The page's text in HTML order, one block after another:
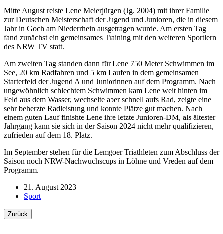
Mitte August reiste Lene Meierjürgen (Jg. 2004) mit ihrer Familie
zur Deutschen Meisterschaft der Jugend und Junioren, die in diesem
Jahr in Goch am Niederrhein ausgetragen wurde. Am ersten Tag
fand zunächst ein gemeinsames Training mit den weiteren Sportlern
des NRW TV statt.
Am zweiten Tag standen dann für Lene 750 Meter Schwimmen im
See, 20 km Radfahren und 5 km Laufen in dem gemeinsamen
Starterfeld der Jugend A und Juniorinnen auf dem Programm. Nach
ungewöhnlich schlechtem Schwimmen kam Lene weit hinten im
Feld aus dem Wasser, wechselte aber schnell aufs Rad, zeigte eine
sehr beherzte Radleistung und konnte Plätze gut machen. Nach
einem guten Lauf finishte Lene ihre letzte Junioren-DM, als ältester
Jahrgang kann sie sich in der Saison 2024 nicht mehr qualifizieren,
zufrieden auf dem 18. Platz.
Im September stehen für die Lemgoer Triathleten zum Abschluss der
Saison noch NRW-Nachwuchscups in Löhne und Vreden auf dem
Programm.
21. August 2023
Sport